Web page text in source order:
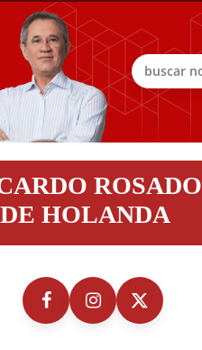
Buscar
ROSADO
DE HOLANDA